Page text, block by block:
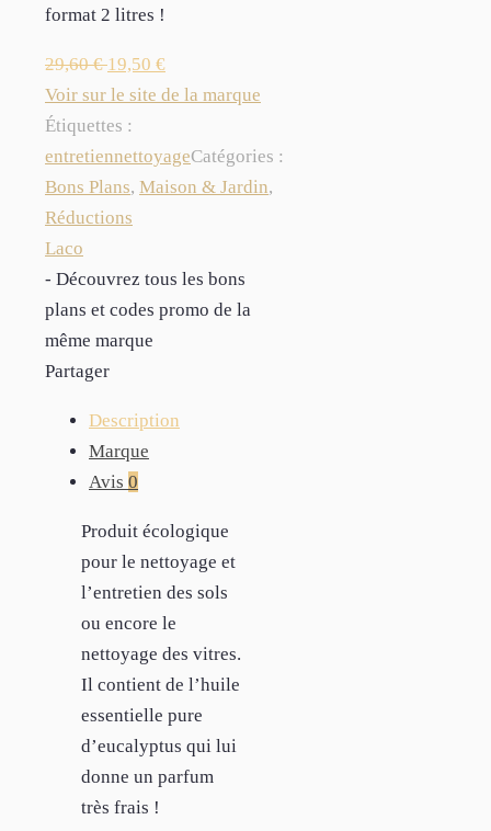
format 2 litres !
29,60€ 19,50 €
Voir sur le site de la marque
Étiquettes :
entretiennettoyageCatégories :
Bons Plans, Maison & Jardin,
Réductions
Laco
- Découvrez tous les bons
plans et codes promo de la
même marque
Partager
Description
Marque
Avis 0
Produit écologique
pour le nettoyage et
l’entretien des sols
ou encore le
nettoyage des vitres.
Il contient de l’huile
essentielle pure
d’eucalyptus qui lui
donne un parfum
très frais !